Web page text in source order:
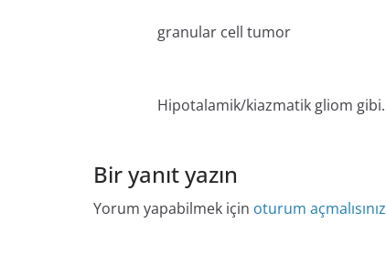
granular cell tumor
Hipotalamik/kiazmatik gliom gibi.
Bir yanıt yazın
Yorum yapabilmek için oturum açmalısınız